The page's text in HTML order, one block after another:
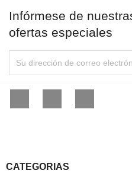
Infórmese de
ofertas especiales
CATEGORIAS